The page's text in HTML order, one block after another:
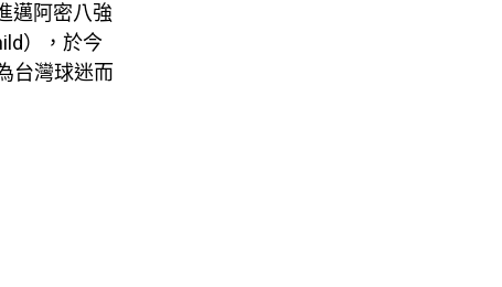
邁阿密八強
），於今
台灣球迷而